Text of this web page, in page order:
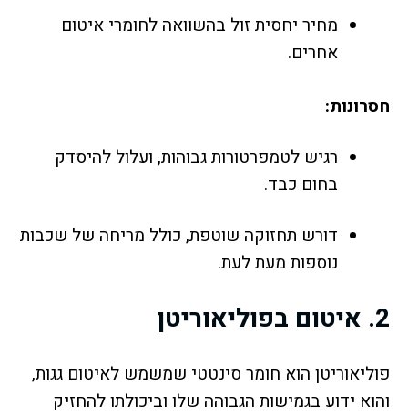
מחיר יחסית זול בהשוואה לחומרי איטום
אחרים.
חסרונות:
רגיש לטמפרטורות גבוהות, ועלול להיסדק
בחום כבד.
דורש תחזוקה שוטפת, כולל מריחה של שכבות
נוספות מעת לעת.
2. איטום בפוליאוריטן
פוליאוריטן הוא חומר סינטטי שמשמש לאיטום גגות,
והוא ידוע בגמישות הגבוהה שלו וביכולתו להחזיק